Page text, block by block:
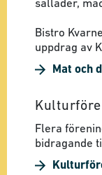
sallader,
Bistro
uppdrag av
Mat och
Flera
bidragande